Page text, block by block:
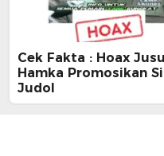
Cek Fakta : Hoax
Hamka Promosikan
Judol